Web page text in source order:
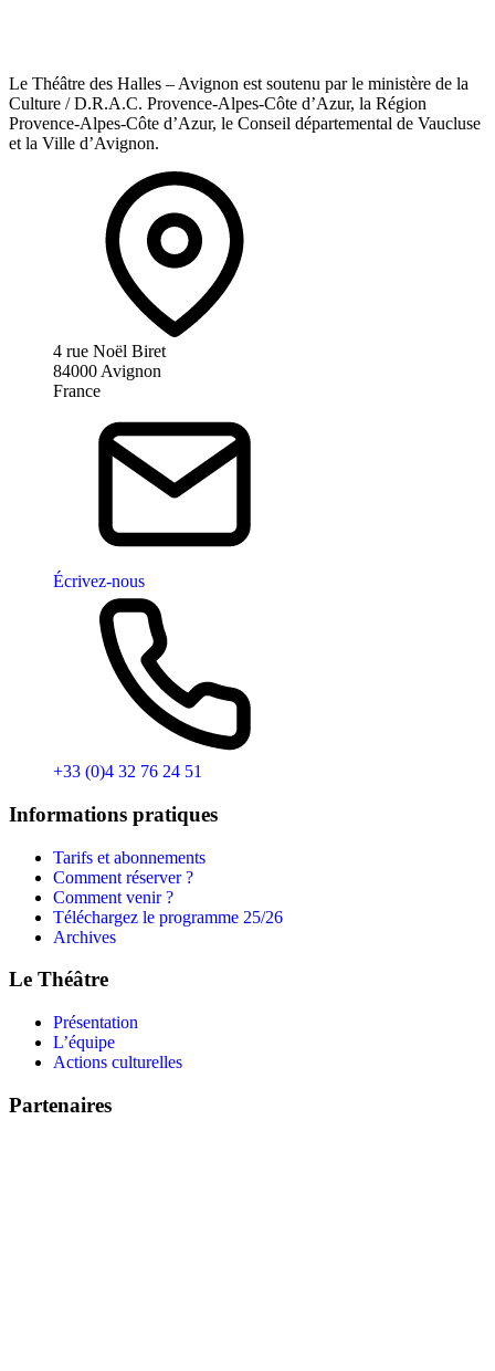
Le Théâtre des Halles – Avignon est soutenu par le ministère de la
Culture / D.R.A.C. Provence-Alpes-Côte d’Azur, la Région
Provence-Alpes-Côte d’Azur, le Conseil départemental de Vaucluse
et la Ville d’Avignon.
4 rue Noël Biret
84000 Avignon
France
Écrivez-nous
+33 (0)4 32 76 24 51
Informations pratiques
Tarifs et abonnements
Comment réserver ?
Comment venir ?
Téléchargez le programme 25/26
Archives
Le Théâtre
Présentation
L’équipe
Actions culturelles
Partenaires